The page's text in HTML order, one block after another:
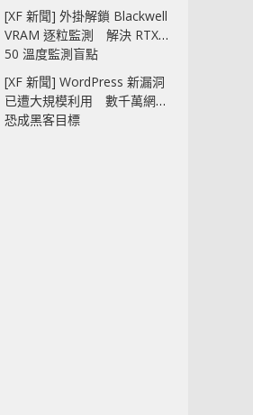
[XF 新聞] 外掛解鎖 Blackwell
VRAM 逐粒監測 解決 RTX
50 溫度監測盲點
[XF 新聞] WordPress 新漏洞
已遭大規模利用 數千萬網站
恐成黑客目標